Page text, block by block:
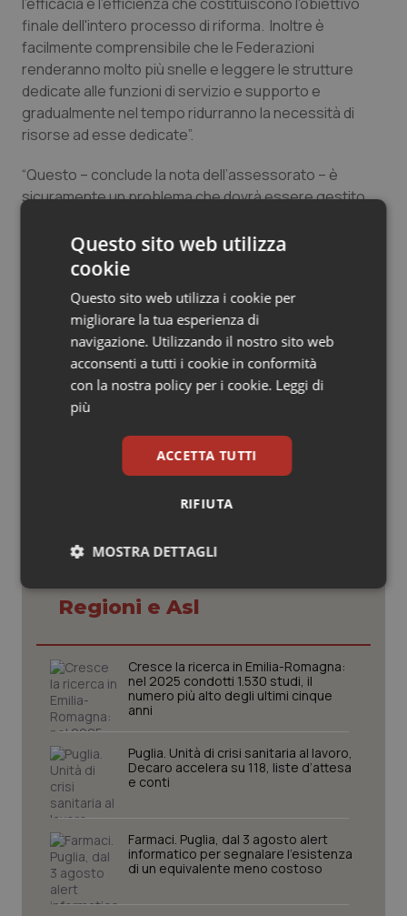
Salute orale & impianti
Sangue & coagulazione
Tiroide
Tumori del Polmone & Testa Collo
Tumori gastrointestinali
Ulcera & Reflusso
Vaccini
finale dell'intero processo di riforma. Inoltre è
facilmente comprensibile che le Federazioni
renderanno molto più snelle e leggere le strutture
dedicate alle funzioni di servizio e supporto e
gradualmente nel tempo ridurranno la necessità di
risorse ad esse dedicate”.
“Questo – conclude la nota dell’assessorato – è
sicuramente un problema che dovrà essere gestito
di un certo periodo di tempo l’efficienza complessiva
del sistema potrà crescere liberando risorse da
futuro affrontati”.
27 Febbraio 2013
Regioni e Asl
Cresce la ricerca in Emilia-Romagna:
nel 2025 condotti 1.530 studi, il
numero più alto degli ultimi cinque
anni
Puglia. Unità di crisi sanitaria al lavoro,
Decaro accelera su 118, liste d’attesa
e conti
Farmaci. Puglia, dal 3 agosto alert
informatico per segnalare l’esistenza
di un equivalente meno costoso
Questo sito web utilizza
cookie
Questo sito web utilizza i cookie per
migliorare la tua esperienza di
navigazione. Utilizzando il nostro sito web
acconsenti a tutti i cookie in conformità
con la nostra policy per i cookie. Leggi di
più
ACCETTA TUTTI
RIFIUTA
MOSTRA DETTAGLI
Necessari Statistici Marketing
Necessari
I cookie necessari contribuiscono a rendere fruibile il
sito web abilitandone funzionalità di base quali la
navigazione sulle pagine e l'accesso alle aree
protette del sito. Il sito web non è in grado di
funzionare correttamente senza questi cookie.
Nome
Fornitore/Dominio
VISITOR_PRIVACY_METADATA
YouTube
.youtube.com